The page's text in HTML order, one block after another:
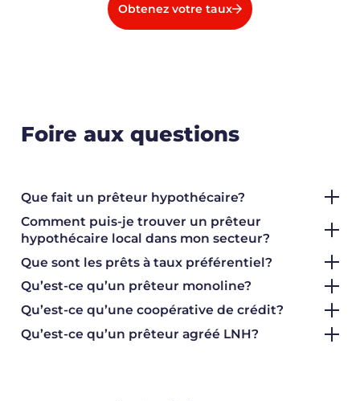
Obtenez votre taux
Foire aux questions
Que fait un prêteur hypothécaire?
Comment puis-je trouver un prêteur
hypothécaire local dans mon secteur?
Que sont les prêts à taux préférentiel?
Qu’est-ce qu’un prêteur monoline?
Qu’est-ce qu’une coopérative de crédit?
Qu’est-ce qu’un prêteur agréé LNH?